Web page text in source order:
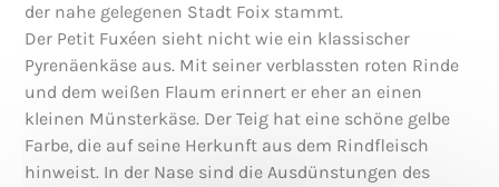
der nahe gelegenen Stadt Foix stammt.
Der Petit Fuxéen sieht nicht wie ein klassischer
Pyrenäenkäse aus. Mit seiner verblassten roten Rinde
und dem weißen Flaum erinnert er eher an einen
kleinen Münsterkäse. Der Teig hat eine schöne gelbe
Farbe, die auf seine Herkunft aus dem Rindfleisch
hinweist. In der Nase sind die Ausdünstungen des